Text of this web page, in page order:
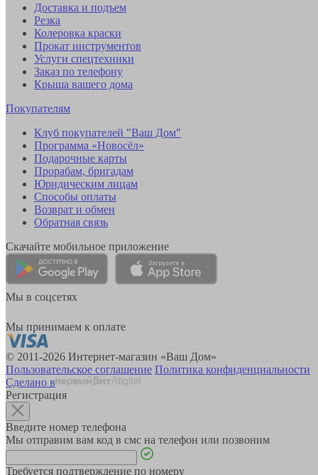
Доставка и подъем
Резка
Колеровка краски
Прокат инструментов
Услуги спецтехники
Заказ по телефону
Крыша вашего дома
Покупателям
Клуб покупателей "Ваш Дом"
Программа «Новосёл»
Подарочные карты
Прорабам, бригадам
Юридическим лицам
Способы оплаты
Возврат и обмен
Обратная связь
Скачайте мобильное приложение
Мы в соцсетях
Мы принимаем к оплате
© 2011-2026 Интернет-магазин «Ваш Дом»
Пользовательское соглашение Политика конфиденциальности
Сделано в
Регистрация
Введите номер телефона
Мы отправим вам код в смс на телефон или позвоним
Требуется подтверждение по номеру